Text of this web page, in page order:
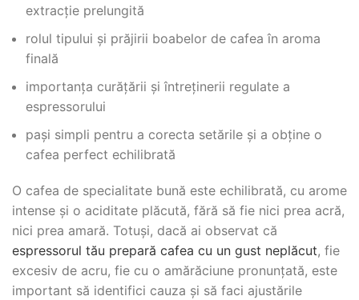
extracție prelungită
rolul tipului și prăjirii boabelor de cafea în aroma
finală
importanța curățării și întreținerii regulate a
espressorului
pași simpli pentru a corecta setările și a obține o
cafea perfect echilibrată
O cafea de specialitate bună este echilibrată, cu arome
intense și o aciditate plăcută, fără să fie nici prea acră,
nici prea amară. Totuși, dacă ai observat că
espressorul tău prepară cafea cu un gust neplăcut, fie
excesiv de acru, fie cu o amărăciune pronunțată, este
important să identifici cauza și să faci ajustările